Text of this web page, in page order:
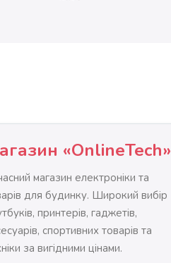
«OnlineTech»
магазин електроніки та
для будинку. Широкий вибір
принтерів, гаджетів,
спортивних товарів та
за вигідними цінами.